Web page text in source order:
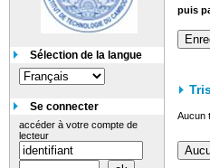
puis
Aucun
Sélection de la langue
Se connecter
accéder à votre compte de
lecteur